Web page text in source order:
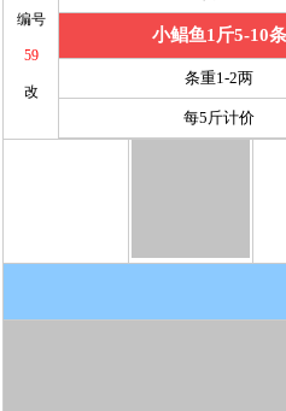
编号
59
改
小鲳鱼1斤5-10条
条重1-2两
每5斤计价